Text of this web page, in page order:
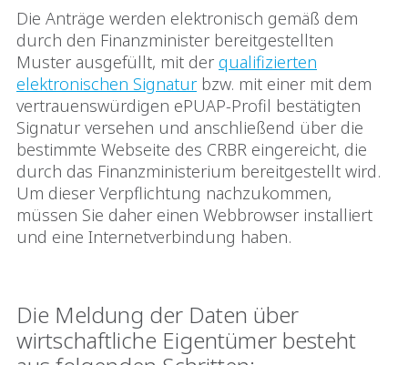
Die Anträge werden elektronisch gemäß dem
durch den Finanzminister bereitgestellten
Muster ausgefüllt, mit der qualifizierten
elektronischen Signatur bzw. mit einer mit dem
vertrauenswürdigen ePUAP-Profil bestätigten
Signatur versehen und anschließend über die
bestimmte Webseite des CRBR eingereicht, die
durch das Finanzministerium bereitgestellt wird.
Um dieser Verpflichtung nachzukommen,
müssen Sie daher einen Webbrowser installiert
und eine Internetverbindung haben.
Die Meldung der Daten über
wirtschaftliche Eigentümer besteht